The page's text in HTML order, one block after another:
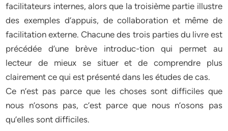
facilitateurs internes, alors que la troisième partie illustre
des exemples d’appuis, de collaboration et même de
facilitation externe. Chacune des trois parties du livre est
précédée d’une brève introduc-tion qui permet au
lecteur de mieux se situer et de comprendre plus
clairement ce qui est présenté dans les études de cas.
Ce n’est pas parce que les choses sont difficiles que
nous n’osons pas, c’est parce que nous n’osons pas
qu’elles sont difficiles.